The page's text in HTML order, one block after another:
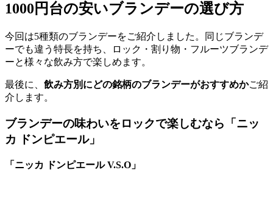
1000円台の安いブランデーの選び方
今回は5種類のブランデーをご紹介しました。同じブランデ
ーでも違う特長を持ち、ロック・割り物・フルーツブランデ
ーと様々な飲み方で楽しめます。
最後に、 飲み方別にどの銘柄のブランデーがおすすめかご紹
介します。
ブランデーの味わいをロックで楽しむなら「ニッ
カ ドンピエール」
「ニッカ ドンピエール V.S.O」